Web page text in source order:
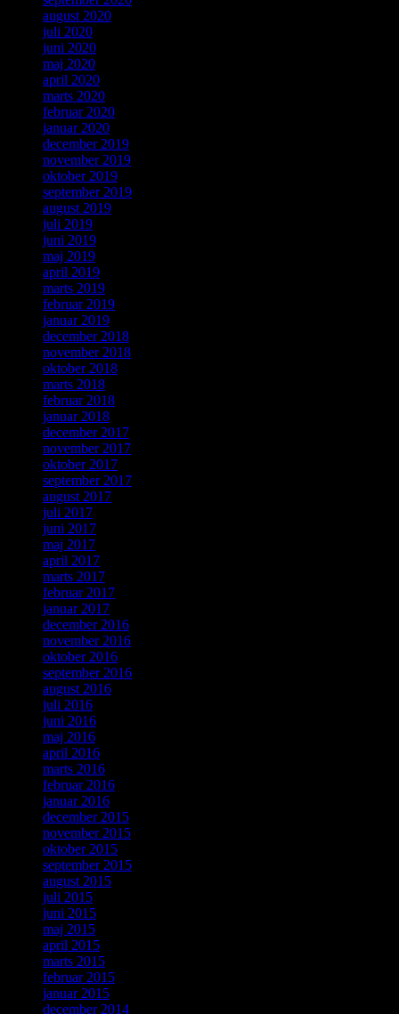
august 2020
juli 2020
juni 2020
maj 2020
april 2020
marts 2020
februar 2020
januar 2020
december 2019
november 2019
oktober 2019
september 2019
august 2019
juli 2019
juni 2019
maj 2019
april 2019
marts 2019
februar 2019
januar 2019
december 2018
november 2018
oktober 2018
marts 2018
februar 2018
januar 2018
december 2017
november 2017
oktober 2017
september 2017
august 2017
juli 2017
juni 2017
maj 2017
april 2017
marts 2017
februar 2017
januar 2017
december 2016
november 2016
oktober 2016
september 2016
august 2016
juli 2016
juni 2016
maj 2016
april 2016
marts 2016
februar 2016
januar 2016
december 2015
november 2015
oktober 2015
september 2015
august 2015
juli 2015
juni 2015
maj 2015
april 2015
marts 2015
februar 2015
januar 2015
december 2014